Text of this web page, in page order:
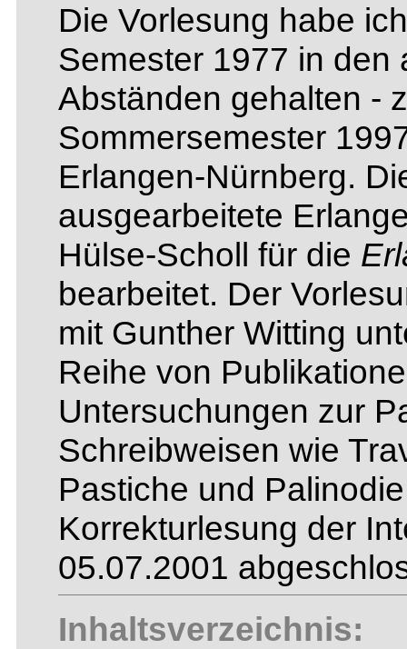
Die Vorlesung habe
Semester 1977 in den
Abständen gehalten -
Sommersemester
Erlangen-Nürnberg.
ausgearbeitete
Hülse-Scholl für die
bearbeitet. Der
mit Gunther Witting
Reihe von
Untersuchungen zur
Schreibweisen wie
Pastiche und
Korrekturlesung der
05.07.2001
Inhaltsverzeichnis: